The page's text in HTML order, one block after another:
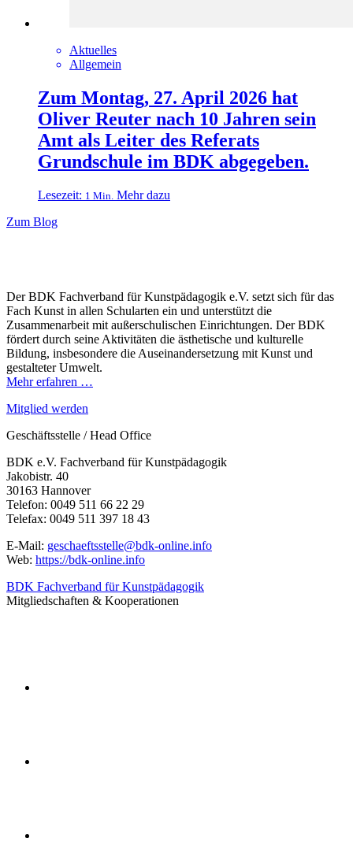
Aktuelles
Allgemein
Zum Montag, 27. April 2026 hat
Oliver Reuter nach 10 Jahren sein
Amt als Leiter des Referats
Grundschule im BDK abgegeben.
Lesezeit: 1 Min. Mehr dazu
Zum Blog
Der BDK Fachverband für Kunstpädagogik e.V. setzt sich für das
Fach Kunst in allen Schularten ein und unterstützt die
Zusammenarbeit mit außerschulischen Einrichtungen. Der BDK
fördert durch seine Aktivitäten die ästhetische und kulturelle
Bildung, insbesondere die Auseinandersetzung mit Kunst und
gestalteter Umwelt.
Mehr erfahren …
Mitglied werden
Geschäftsstelle / Head Office
BDK e.V. Fachverband für Kunstpädagogik
Jakobistr. 40
30163 Hannover
Telefon: 0049 511 66 22 29
Telefax: 0049 511 397 18 43
E-Mail: geschaeftsstelle@bdk-online.info
Web: https://bdk-online.info
BDK Fachverband für Kunstpädagogik
Mitgliedschaften & Kooperationen